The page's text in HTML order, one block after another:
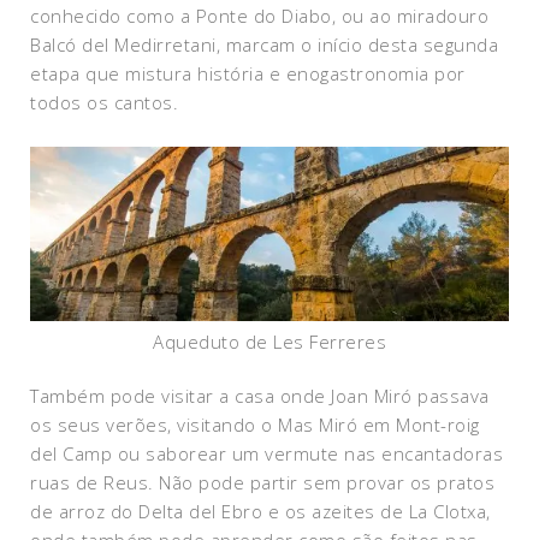
conhecido como a Ponte do Diabo, ou ao miradouro
Balcó del Medirretani, marcam o início desta segunda
etapa que mistura história e enogastronomia por
todos os cantos.
Aqueduto de Les Ferreres
Também pode visitar a casa onde Joan Miró passava
os seus verões, visitando o Mas Miró em Mont-roig
del Camp ou saborear um vermute nas encantadoras
ruas de Reus. Não pode partir sem provar os pratos
de arroz do Delta del Ebro e os azeites de La Clotxa,